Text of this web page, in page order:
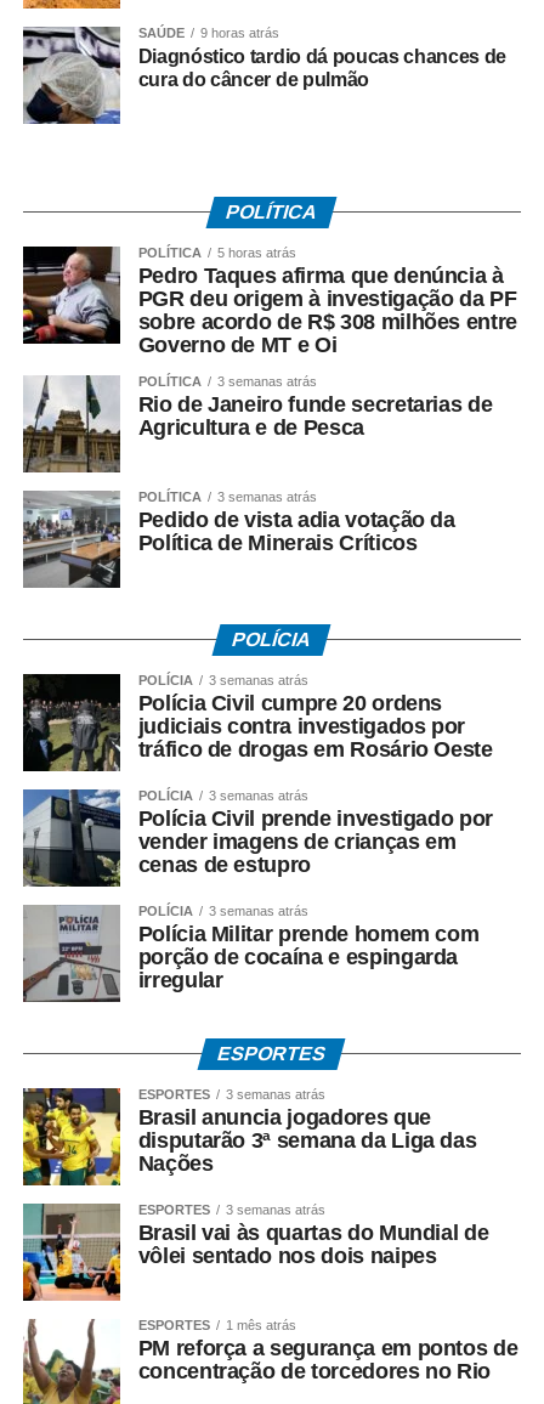
• Recebeu remuneração média mensal de até R$ 2.766
no ano-base;
• Teve os dados corretamente informados pelo
Instituído pela Lei nº 7.998/90, o abono salarial pode
chegar até a um salário mínimo, proporcional ao
período trabalhado. Os recursos vêm do Fundo de
Amparo ao Trabalhador (FAT), com a habilitação feita
pelo Ministério do Trabalho e Emprego.
Como o pagamento é feito
Para trabalhadores da iniciativa privada (PIS)
• A Caixa Econômica Federal realiza o pagamento
prioritariamente por:
• Crédito em conta corrente ou poupança da Caixa;
• Depósito em Poupança Social Digital, movimentada
pelo aplicativo Caixa Tem.
Quem não possui conta pode sacar:
• Com Cartão Social e senha em lotéricas, caixas
eletrônicos e correspondentes CAIXA Aqui;
• Nas agências, com documento oficial com foto;
Para servidores públicos
(Pasep)
O Banco do Brasil faz o pagamento por:
• Crédito em conta bancária;
• Transferência via TED ou Pix;
• Saque presencial nas agências, para quem não é
correntista e não possui chave Pix.
Como consultar
Os trabalhadores podem verificar informações sobre
valor, data e habilitação pelos seguintes canais:
SAÚDE 9 horas atrás
Diagnóstico tardio dá poucas chances de
cura do câncer de pulmão
POLÍTICA
POLÍTICA 5 horas atrás
Pedro Taques afirma que denúncia à
PGR deu origem à investigação da PF
sobre acordo de R$ 308 milhões entre
Governo de MT e Oi
POLÍTICA 3 semanas atrás
Rio de Janeiro funde secretarias de
Agricultura e de Pesca
POLÍTICA 3 semanas atrás
Pedido de vista adia votação da
Política de Minerais Críticos
POLÍCIA
POLÍCIA 3 semanas atrás
Polícia Civil cumpre 20 ordens
judiciais contra investigados por
tráfico de drogas em Rosário Oeste
POLÍCIA 3 semanas atrás
Polícia Civil prende investigado por
vender imagens de crianças em
cenas de estupro
POLÍCIA 3 semanas atrás
Polícia Militar prende homem com
porção de cocaína e espingarda
irregular
ESPORTES
ESPORTES 3 semanas atrás
Brasil anuncia jogadores que
disputarão 3ª semana da Liga das
Nações
ESPORTES 3 semanas atrás
Brasil vai às quartas do Mundial de
vôlei sentado nos dois naipes
ESPORTES 1 mês atrás
PM reforça a segurança em pontos de
concentração de torcedores no Rio